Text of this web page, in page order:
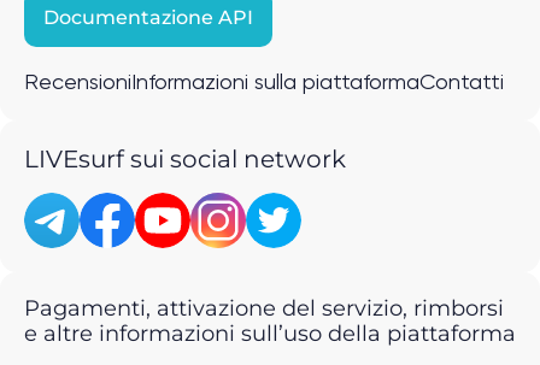
Documentazione API
Recensioni Informazioni sulla piattaformaContatti
LIVEsurf sui social network
Pagamenti, attivazione del servizio, rimborsi
e altre informazioni sull’uso della piattaforma